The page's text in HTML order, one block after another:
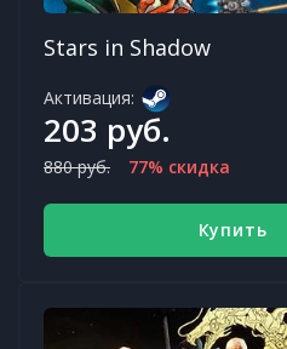
Stars in Shadow
Активация:
203 руб.
880 руб. 77% скидка
Купить